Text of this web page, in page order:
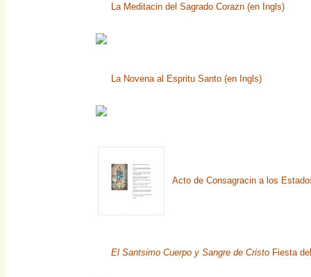
La Meditacin del Sagrado Corazn (en Ingls)
La Novena al Espritu Santo (en Ingls)
Acto de Consagracin a los
El Santsimo Cuerpo y Sangre de Cristo Fiesta